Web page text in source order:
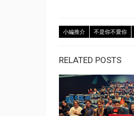
小編推介 不是你不愛你
RELATED POSTS